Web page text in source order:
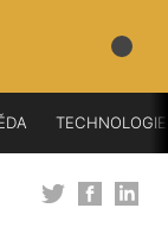
TECHNOLOGIE